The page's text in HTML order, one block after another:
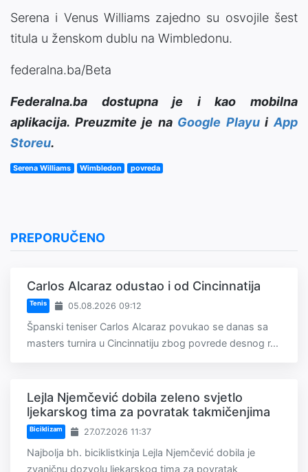
Serena i Venus Williams zajedno su osvojile šest
titula u ženskom dublu na Wimbledonu.
federalna.ba/Beta
Federalna.ba dostupna je i kao mobilna
aplikacija. Preuzmite je na Google PlayuiApp
Storeu.
Serena Williams Wimbledon povreda
PREPORUČENO
Carlos Alcaraz odustao i od Cincinnatija
Tenis 05.08.2026 09:12
Španski teniser Carlos Alcaraz povukao se danas sa
masters turnira u Cincinnatiju zbog povrede desnog r...
Lejla Njemčević dobila zeleno svjetlo
ljekarskog tima za povratak takmičenjima
Biciklizam 27.07.2026 11:37
Najbolja bh. biciklistkinja Lejla Njemčević dobila je
zvaničnu dozvolu ljekarskog tima za povratak